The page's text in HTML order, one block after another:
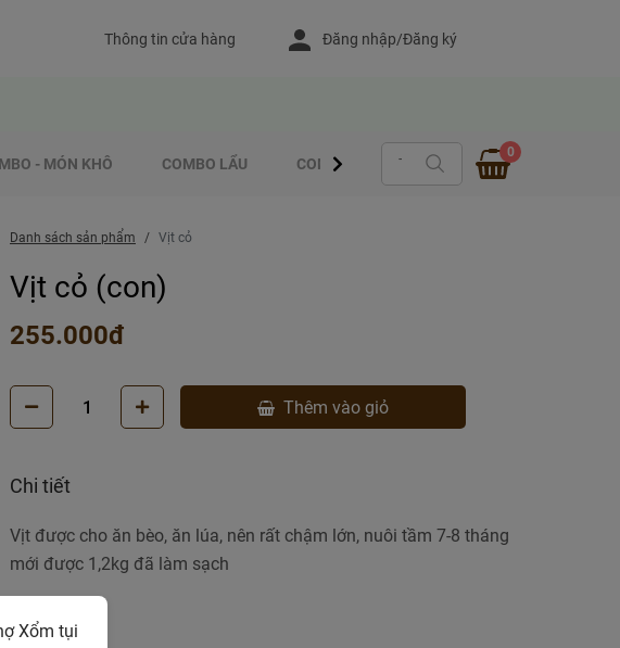
Thông tin cửa hàng Đăng nhập/Đăng ký
- MÓN KHÔ COMBO LẨU COMBO - CUỐN MÓN XỔM ƯỚP SẴN
0
Danh sách sản phẩm Vịt cỏ
Vịt cỏ (con)
255.000đ
Thêm vào giỏ
Chi tiết
Vịt được cho ăn bèo, ăn lúa, nên rất chậm lớn, nuôi tầm 7-8 tháng
mới được 1,2kg đã làm sạch
Xổm tụi